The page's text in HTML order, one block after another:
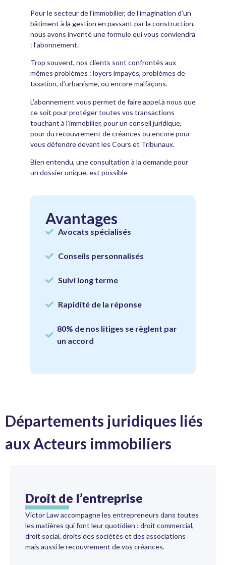
Pour le secteur de l’immobilier, de l’imagination d’un
bâtiment à la gestion en passant par la construction,
nous avons inventé une formule qui vous conviendra
: l’abonnement.
Trop souvent, nos clients sont confrontés aux
mêmes problèmes : loyers impayés, problèmes de
taxation, d’urbanisme, ou encore malfaçons.
L’abonnement vous permet de faire appel.à nous que
ce soit pour protéger toutes vos transactions
touchant à l’immobilier, pour un conseil juridique,
pour du recouvrement de créances ou encore pour
vous défendre devant les Cours et Tribunaux.
Bien entendu, une consultation à la demande pour
un dossier unique, est possible
Avantages
Avocats spécialisés
Conseils personnalisés
Suivi long terme
Rapidité de la réponse
80% de nos litiges se règlent par
un accord
Départements juridiques liés
aux Acteurs immobiliers
Droit de l’entreprise
Victor Law accompagne les entrepreneurs dans toutes
les matières qui font leur quotidien : droit commercial,
droit social, droits des sociétés et des associations
mais aussi le recouvrement de vos créances.